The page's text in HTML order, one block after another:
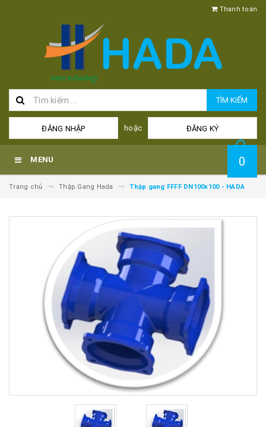
Thanh toán
TÌM KIẾM
ĐĂNG NHẬP hoặc ĐĂNG KÝ
MENU 0
Trang chủ Thập Gang Hada Thập gang FFFF DN100x100 - HADA